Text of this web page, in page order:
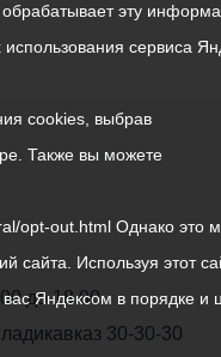
до 18.00
30-30-30
обрабатывает эту
сервиса
cookies, выбрав
Также вы можете
opt-out.html Однако это
сайта. Используя этот
Яндексом в порядке и